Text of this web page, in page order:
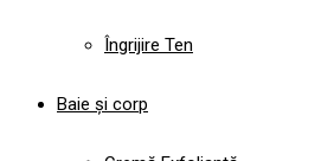
Îngrijire Ten
Baie și corp